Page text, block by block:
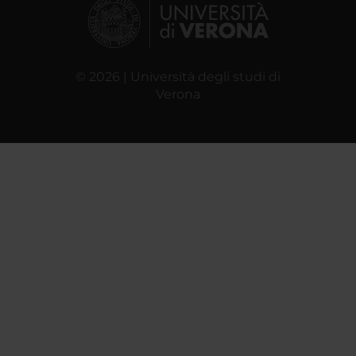
© 2026 | Università degli studi di
Verona